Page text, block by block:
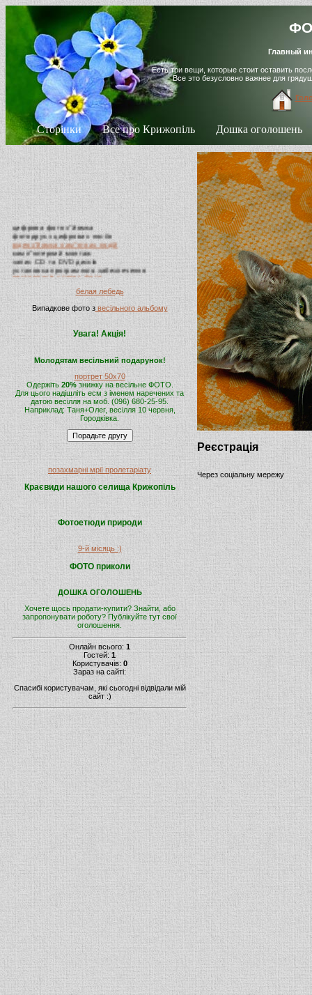
Главный
Есть три вещи, которые стоит оставить
Все это безусловно важнее для
Сторінки Все про Крижопіль Дошка оголошень
цифрова фото з"йомка
фотодрук з цифрових носіїв
відеоз"йомка пам"ятних подій
комп"ютерний монтаж
запис CD та DVD дисків
установка програмного забезпечення
реставрація старих фото
фотоовали, таблички на пам"ятники
випускні альбоми, віньєтки
виготовлення візитокбелая лебедь
Випадкове фото звесільного альбому
Увага! Акція!
Молодятам весільний подарунок!
портрет 50х70
Одержіть 20%знижку на весільне ФОТО.
Для цього надішліть есм з іменем наречених та
датою весілля на моб. (096) 680-25-95.
Наприклад: Таня+Олег, весілля 10 червня,
Городківка.
позахмарні мрії пролетаріату
Краєвиди нашого селища Крижопіль
Фотоетюди природи
9-й місяць :)
ФОТО приколи
ДОШКА ОГОЛОШЕНЬ
Хочете щось продати-купити? Знайти, або
запропонувати роботу? Публікуйте тут свої
оголошення.
Онлайн всього: 1
Гостей:1
Користувачів: 0
Зараз на сайті:
Спасибі користувачам, які сьогодні відвідали мій
сайт :)
Реєстрація
Через соціальну мережу